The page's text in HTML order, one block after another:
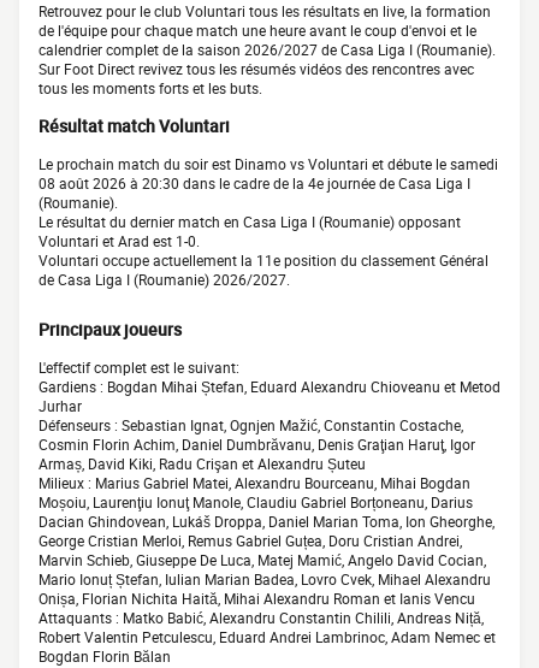
Retrouvez pour le club Voluntari tous les résultats en live, la formation
de l'équipe pour chaque match une heure avant le coup d'envoi et le
calendrier complet de la saison 2026/2027 de Casa Liga I (Roumanie).
Sur Foot Direct revivez tous les résumés vidéos des rencontres avec
tous les moments forts et les buts.
Résultat match Voluntari
Le prochain match du soir est Dinamo vs Voluntari et débute le samedi
08 août 2026 à 20:30 dans le cadre de la 4e journée de Casa Liga I
(Roumanie).
Le résultat du dernier match en Casa Liga I (Roumanie) opposant
Voluntari et Arad est 1-0.
Voluntari occupe actuellement la 11e position du classement Général
de Casa Liga I (Roumanie) 2026/2027.
Principaux joueurs
L'effectif complet est le suivant:
Gardiens : Bogdan Mihai Ștefan, Eduard Alexandru Chioveanu et Metod
Jurhar
Défenseurs : Sebastian Ignat, Ognjen Mažić, Constantin Costache,
Cosmin Florin Achim, Daniel Dumbrăvanu, Denis Graţian Haruţ, Igor
Armaș, David Kiki, Radu Crişan et Alexandru Șuteu
Milieux : Marius Gabriel Matei, Alexandru Bourceanu, Mihai Bogdan
Moșoiu, Laurenţiu Ionuţ Manole, Claudiu Gabriel Borțoneanu, Darius
Dacian Ghindovean, Lukáš Droppa, Daniel Marian Toma, Ion Gheorghe,
George Cristian Merloi, Remus Gabriel Guțea, Doru Cristian Andrei,
Marvin Schieb, Giuseppe De Luca, Matej Mamić, Angelo David Cocian,
Mario Ionuț Ștefan, Iulian Marian Badea, Lovro Cvek, Mihael Alexandru
Onișa, Florian Nichita Haită, Mihai Alexandru Roman et Ianis Vencu
Attaquants : Matko Babić, Alexandru Constantin Chilili, Andreas Niță,
Robert Valentin Petculescu, Eduard Andrei Lambrinoc, Adam Nemec et
Bogdan Florin Bălan